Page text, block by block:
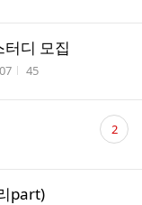
디 모집
조회수
45
댓
글 2
part)